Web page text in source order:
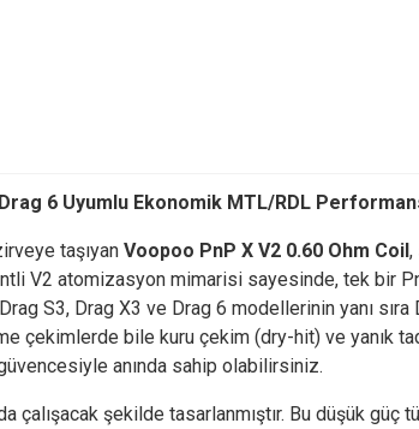
6 Uyumlu Ekonomik MTL/RDL
taşıyan Voopoo PnP X V2 0.60 Ohm Coil,
V2 atomizasyon mimarisi sayesinde, tek
S3, Drag X3 ve Drag 6 modellerinin yanı
çekimlerde bile kuru çekim (dry-hit) ve yanık
anında sahip olabilirsiniz.
şekilde tasarlanmıştır. Bu düşük güç